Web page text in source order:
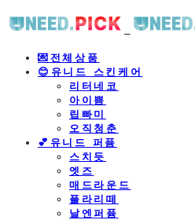
💌전체상품
😊유니드 스킨케어
리터네코
아이쁨
립빠미
오직청춘
💕유니드 퍼퓸
스치듯
엣즈
매드라운드
플라리떼
날엔퍼퓸